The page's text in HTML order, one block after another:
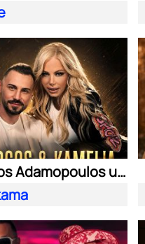
Giorgos Adamopoulos и Камелия